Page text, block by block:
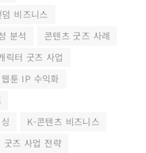
덤 비즈니스
분석
콘텐츠 굿즈 사례
릭터 굿즈 사업
웹툰 IP 수익화
K-콘텐츠 비즈니스
굿즈 사업 전략